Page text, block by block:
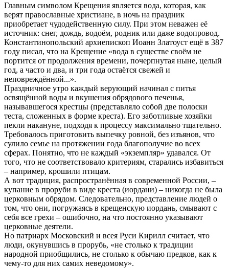
Главным символом Крещения является вода, которая, как
верят православные христиане, в ночь на праздник
приобретает чудодейственную силу. При этом неважен её
источник: снег, дождь, водоём, родник или даже водопровод.
Константинопольский архиепископ Иоанн Златоуст ещё в 387
году писал, что на Крещение «вода в существе своём не
портится от продолжения времени, почерпнутая ныне, целый
год, а часто и два, и три года остаётся свежей и
неповреждённой...».
Праздничное утро каждый верующий начинал с питья
освящённой воды и вкушения обрядового печенья,
называвшегося крестцы (представляло собой две полоски
теста, сложенных в форме креста). Его заботливые хозяйки
пекли накануне, подходя к процессу максимально тщательно.
Требовалось приготовить выпечку ровной, без изъянов, что
сулило семье на протяжении года благополучие во всех
сферах. Понятно, что не каждый «экземпляр» удавался. От
того, что не соответствовало критериям, старались избавиться
– например, крошили птицам.
А вот традиция, распространённая в современной России, –
купание в проруби в виде креста (иордани) – никогда не была
церковным обрядом. Следовательно, представление людей о
том, что они, погружаясь в крещенскую иордань, смывают с
себя все грехи – ошибочно, на что постоянно указывают
церковные деятели.
Но патриарх Московский и всея Руси Кирилл считает, что
люди, окунувшись в прорубь, «не столько к традиции
народной приобщились, не столько к обычаю предков, как к
чему-то для них самих неведомому».